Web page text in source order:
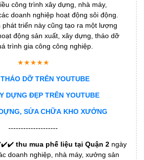
công trình xây dựng, nhà máy,
doanh nghiệp hoạt động sôi động.
triển này cũng tạo ra một lượng
động sản xuất, xây dựng, tháo dỡ
trình gia công công nghiệp.
★★★★★
DỠ TRÊN YOUTUBE
DỰNG ĐẸP TRÊN YOUTUBE
SỬA CHỮA KHO XƯỞNG
--------------------
thu mua phế liệu tại Quận 2 ngày
doanh nghiệp, nhà máy, xưởng sản